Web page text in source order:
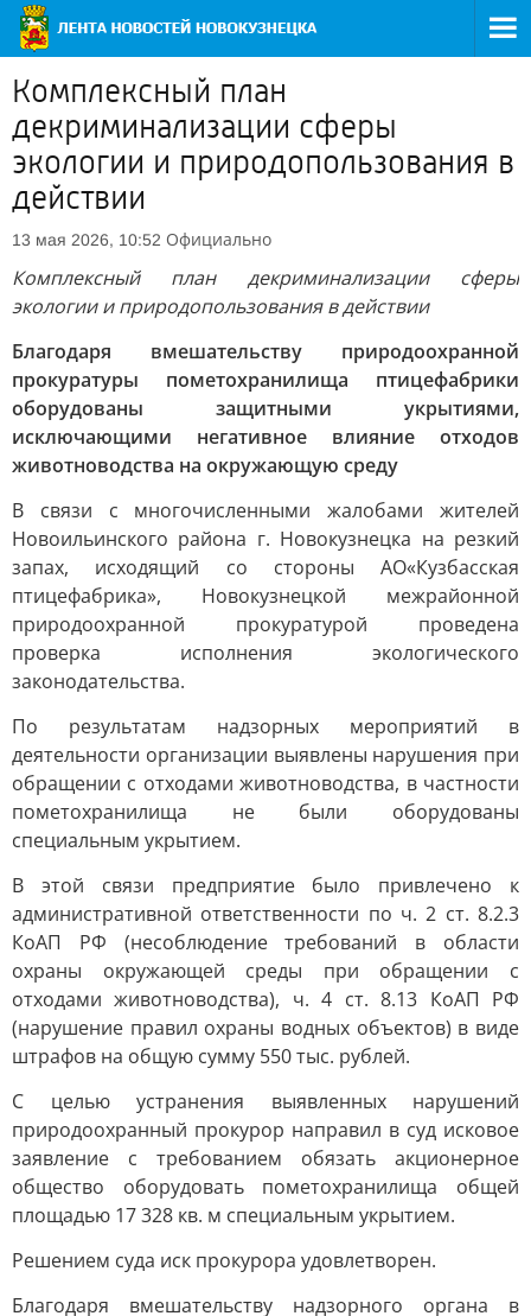
Комплексный план
декриминализации сферы
экологии и природопользования в
действии
13 мая 2026, 10:52 Официально
Комплексный план декриминализации сферы
экологии и природопользования в действии
Благодаря вмешательству природоохранной
прокуратуры пометохранилища птицефабрики
оборудованы защитными укрытиями,
исключающими негативное влияние отходов
животноводства на окружающую среду
В связи с многочисленными жалобами жителей
Новоильинского района г. Новокузнецка на резкий
запах, исходящий со стороны АО«Кузбасская
птицефабрика», Новокузнецкой межрайонной
природоохранной прокуратурой проведена
проверка исполнения экологического
законодательства.
По результатам надзорных мероприятий в
деятельности организации выявлены нарушения при
обращении с отходами животноводства, в частности
пометохранилища не были оборудованы
специальным укрытием.
В этой связи предприятие было привлечено к
административной ответственности по ч. 2 ст. 8.2.3
КоАП РФ (несоблюдение требований в области
охраны окружающей среды при обращении с
отходами животноводства), ч. 4 ст. 8.13 КоАП РФ
(нарушение правил охраны водных объектов) в виде
штрафов на общую сумму 550 тыс. рублей.
С целью устранения выявленных нарушений
природоохранный прокурор направил в суд исковое
заявление с требованием обязать акционерное
общество оборудовать пометохранилища общей
площадью 17 328 кв. м специальным укрытием.
Решением суда иск прокурора удовлетворен.
Благодаря вмешательству надзорного органа в